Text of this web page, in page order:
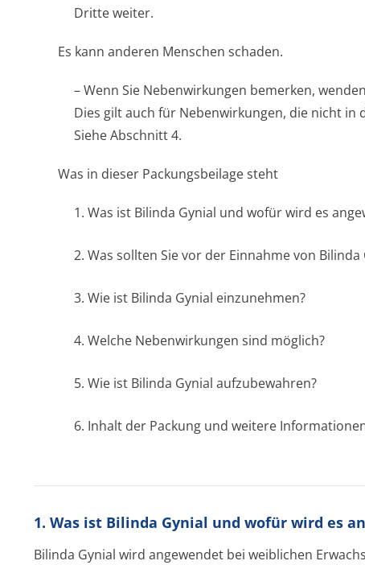
Dritte weiter.
Es kann anderen Menschen schaden.
– Wenn Sie Nebenwirkungen bemerken,
Dies gilt auch für Nebenwirkungen, die nicht in
Siehe Abschnitt 4.
Was in dieser Packungsbeilage steht
1. Was ist Bilinda Gynial und wofür wird es
2. Was sollten Sie vor der Einnahme von Bilinda
3. Wie ist Bilinda Gynial einzunehmen?
4. Welche Nebenwirkungen sind möglich?
5. Wie ist Bilinda Gynial aufzubewahren?
6. Inhalt der Packung und weitere
1. Was ist Bilinda Gynial und wofür wird es
Bilinda Gynial wird angewendet bei weiblichen